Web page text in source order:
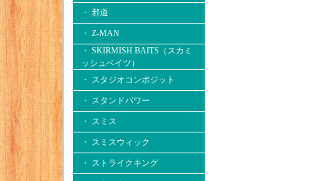
・ 邪道
・ Z-MAN
・ SKIRMISH BAITS（スカミ
ッシュベイツ）
・ スタジオコンポジット
・ スタンドパワー
・ スミス
・ スミスウィック
・ ストライクキング